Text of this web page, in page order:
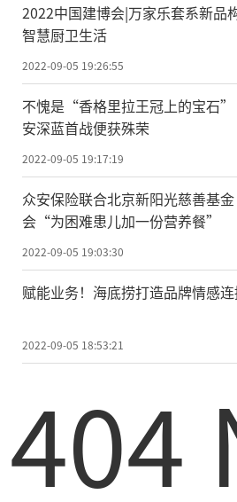
2022中国建博会|万家乐套系新品
智慧厨卫生活
2022-09-05 19:26:55
不愧是“香格里拉王冠上的宝石”
安深蓝首战便获殊荣
2022-09-05 19:17:19
众安保险联合北京新阳光慈善基金
会“为困难患儿加一份营养餐”
2022-09-05 19:03:30
赋能业务！海底捞打造品牌情感
2022-09-05 18:53:21
404